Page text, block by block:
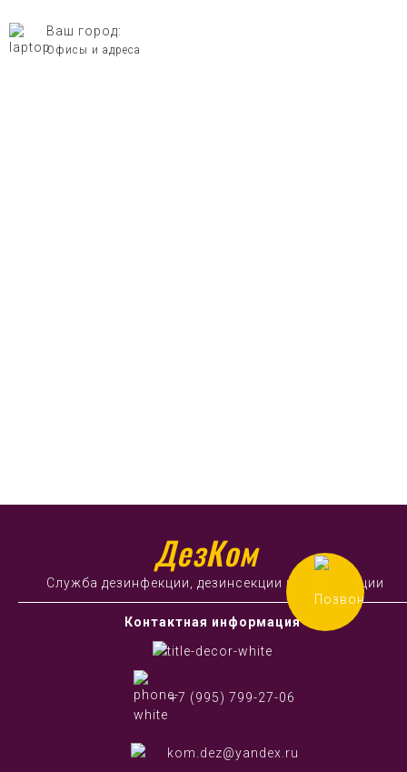
Ваш город:
Офисы и адреса
ДезКом
Служба дезинфекции, дезинсекции и дератизации
Контактная информация
+7 (995) 799-27-06
kom.dez@yandex.ru